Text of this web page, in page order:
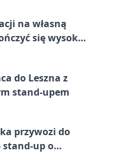
na własną
się wysoką
do Leszna z
stand-upem
przywozi do
stand-up o